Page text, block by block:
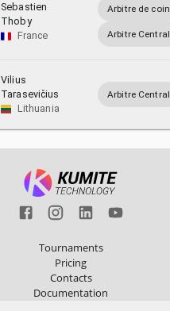
Sebastien
Thoby
France
Arbitre de coin
Arbitre Central
Vilius
Tarasevičius
Lithuania
Arbitre Central
Tournaments
Pricing
Contacts
Documentation